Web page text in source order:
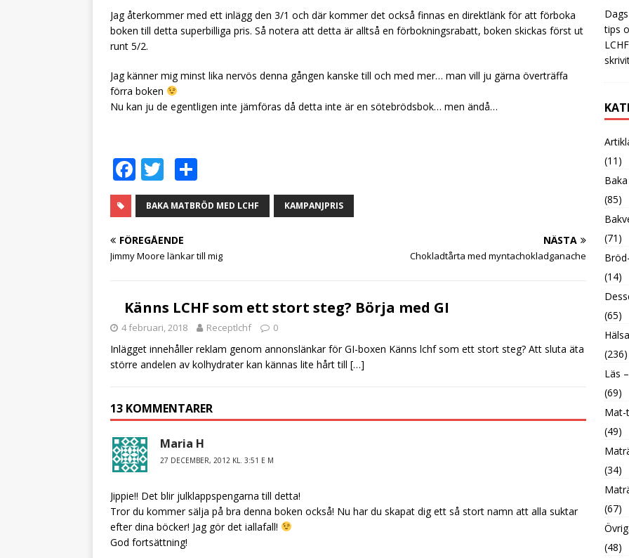
Jag återkommer med ett inlägg den 3/1 och där kommer det också finnas en direktlänk för att förboka
boken till detta superbilliga pris. Så notera att detta är alltså en förbokningsrabatt, boken skickas först ut
runt 5/2.
Jag känner mig minst lika nervös denna gången kanske till och med mer… man vill ju gärna överträffa
förra boken
Nu kan ju de egentligen inte jämföras då detta inte är en sötebrödsbok… men ändå…
F
a
c
e
b
o
k
T
w
it
te
r
el
a
BAKA MATBRÖD MED LCHF KAMPANJPRIS
FÖREGÅENDE
Jimmy Moore länkar till mig
NÄSTA
Chokladtårta med myntachokladganache
Känns LCHF som ett stort steg? Börja med GI
4 februari, 2018 Receptlchf 0
Inlägget innehåller reklam genom annonslänkar för GI-boxen Känns lchf som ett stort steg? Att sluta äta
större andelen av kolhydrater kan kännas lite hårt till […]
13 KOMMENTARER
Maria H
27 DECEMBER, 2012 KL. 3:51 E M
Jippie!! Det blir julklappspengarna till detta!
Tror du kommer sälja på bra denna boken också! Nu har du skapat dig ett så stort namn att alla suktar
efter dina böcker! Jag gör det iallafall!
God fortsättning!
tips
(11)
(85)
(71)
(14)
(65)
(236)
Läs
(69)
Mat-
(49)
(34)
(67)
(48)